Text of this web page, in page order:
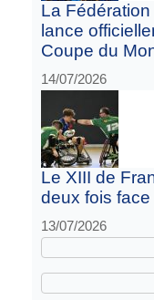
La
lance
Coupe du
14/07/2026
Le XIII de
deux fois face
13/07/2026